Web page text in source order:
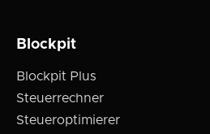
Blockpit
Blockpit Plus
Steuerrechner
Steueroptimierer